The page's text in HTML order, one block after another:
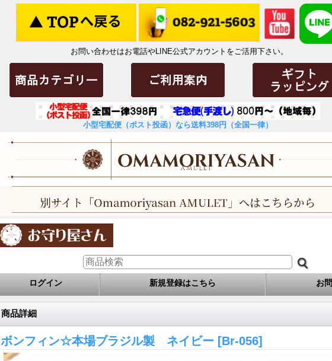
お問い合わせはお電話やLINE公式アカウントをご活用下さい。
小型宅配便（ポスト投函）なら送料398円（全国一律）
ログイン 新規登録はこちら お
商品詳細
ボンフィン☆本場ブラジル製 ネイビー [Br-056]